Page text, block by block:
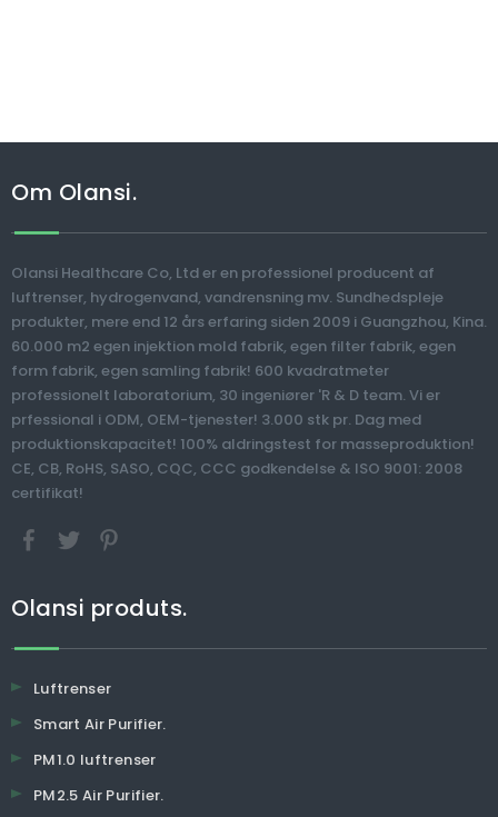
Om Olansi.
Olansi Healthcare Co, Ltd er en professionel producent af
luftrenser, hydrogenvand, vandrensning mv. Sundhedspleje
produkter, mere end 12 års erfaring siden 2009 i Guangzhou, Kina.
60.000 m2 egen injektion mold fabrik, egen filter fabrik, egen
form fabrik, egen samling fabrik! 600 kvadratmeter
professionelt laboratorium, 30 ingeniører 'R & D team. Vi er
prfessional i ODM, OEM-tjenester! 3.000 stk pr. Dag med
produktionskapacitet! 100% aldringstest for masseproduktion!
CE, CB, RoHS, SASO, CQC, CCC godkendelse & ISO 9001: 2008
certifikat!
Olansi produts.
Luftrenser
Smart Air Purifier.
PM1.0 luftrenser
PM2.5 Air Purifier.